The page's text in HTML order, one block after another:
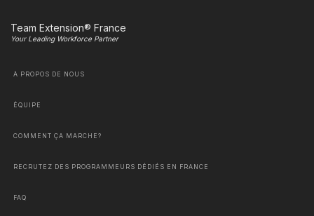
Team Extension® France
Your Leading Workforce Partner
À PROPOS DE NOUS
ÉQUIPE
COMMENT ÇA MARCHE?
RECRUTEZ DES PROGRAMMEURS DÉDIÉS EN FRANCE
FAQ